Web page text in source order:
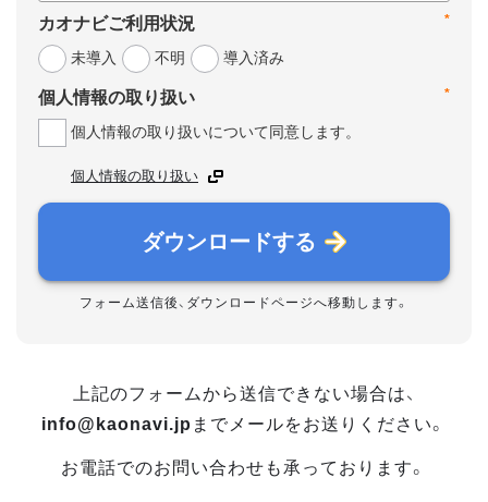
*
カオナビご利用状況
未導入
不明 導入済み
*
個人情報の取り扱い
個人情報の取り扱いについて同意します。
個人情報の取り扱い
ダウンロードする
フォーム送信後、ダウンロードページへ移動します。
上記のフォームから送信できない場合は、
info@kaonavi.jp までメールをお送りください。
お電話でのお問い合わせも承っております。